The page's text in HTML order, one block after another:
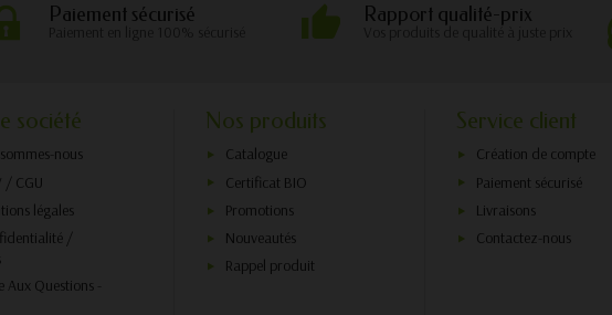
Paiement sécurisé Rapport qualité-prix
Vos produits de qualité à juste prix
société
nous
/ CGU
légales
/
Aux Questions -
Nos produits
Catalogue
Certificat BIO
Promotions
Nouveautés
Rappel produit
Service client
Création de compte
Paiement sécurisé
Livraisons
Contactez-nous